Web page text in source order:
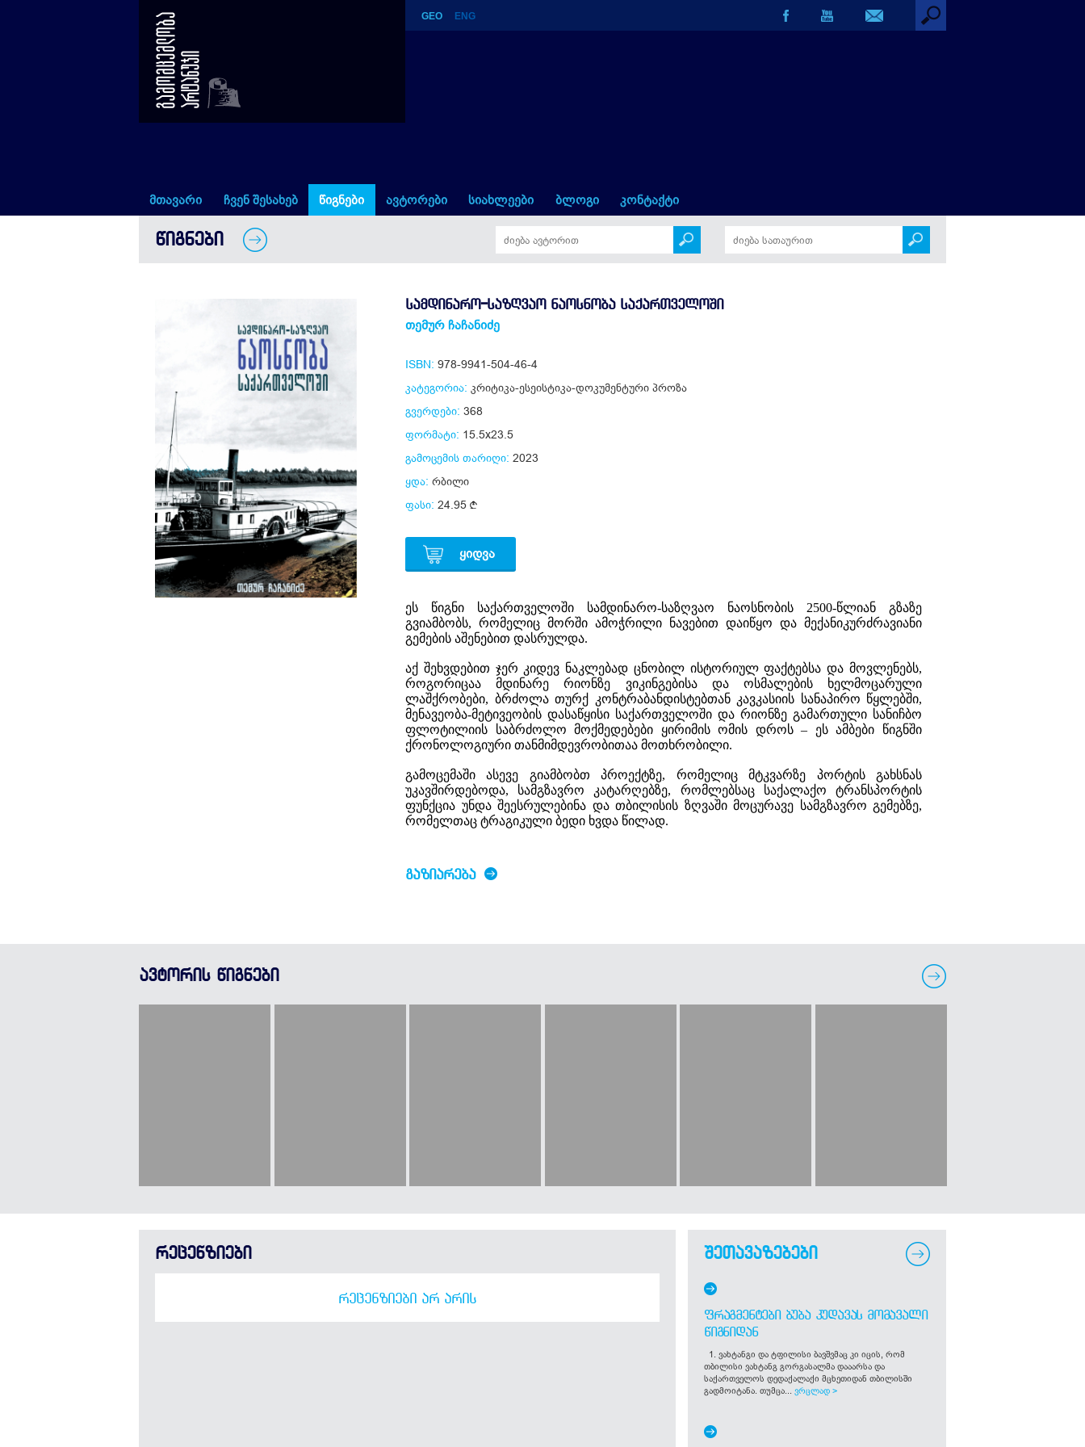
სამდინარო-საზღვაო ნაოსნობა საქართველოში
GEO ENG
მთავარი ჩვენ შესახებ წიგნები ავტორები სიახლეები ბლოგი კონტაქტი
ᲬᲘᲒᲜᲔᲑᲘ
ᲡᲐᲛᲓᲘᲜᲐᲠᲝ-ᲡᲐᲖᲦᲕᲐᲝ ᲜᲐᲝᲡᲜᲝᲑᲐ ᲡᲐᲥᲐᲠᲗᲕᲔᲚᲝᲨᲘ
თემურ ჩაჩანიძე
ISBN: 978-9941-504-46-4
კატეგორია: კრიტიკა-ესეისტიკა-დოკუმენტური პროზა
გვერდები: 368
ფორმატი: 15.5x23.5
გამოცემის თარიღი: 2023
ყდა: რბილი
ფასი: 24.95
ᲧᲘᲓᲕᲐ
ეს წიგნი საქართველოში სამდინარო-საზღვაო ნაოსნობის 2500-წლიან გზაზე
გვიამბობს, რომელიც მორში ამოჭრილი ნავებით დაიწყო და მექანიკურძრავიანი
გემების აშენებით დასრულდა.
აქ შეხვდებით ჯერ კიდევ ნაკლებად ცნობილ ისტორიულ ფაქტებსა და მოვლენებს,
როგორიცაა მდინარე რიონზე ვიკინგებისა და ოსმალების ხელმოცარული
ლაშქრობები, ბრძოლა თურქ კონტრაბანდისტებთან კავკასიის სანაპირო წყლებში,
მენავეობა-მეტივეობის დასაწყისი საქართველოში და რიონზე გამართული სანიჩბო
ფლოტილიის საბრძოლო მოქმედებები ყირიმის ომის დროს – ეს ამბები წიგნში
ქრონოლოგიური თანმიმდევრობითაა მოთხრობილი.
გამოცემაში ასევე გიამბობთ პროექტზე, რომელიც მტკვარზე პორტის გახსნას
უკავშირდებოდა, სამგზავრო კატარღებზე, რომლებსაც საქალაქო ტრანსპორტის
ფუნქცია უნდა შეესრულებინა და თბილისის ზღვაში მოცურავე სამგზავრო გემებზე,
რომელთაც ტრაგიკული ბედი ხვდა წილად.
ᲒᲐᲖᲘᲐᲠᲔᲑᲐ
ავტორის წიგნები
რეცენზიები
ᲠᲔᲪᲔᲜᲖᲘᲔᲑᲘ ᲐᲠ ᲐᲠᲘᲡ
შეთავაზებები
ᲤᲠᲐᲒᲛᲔᲜᲢᲔᲑᲘ ᲑᲣᲑᲐ ᲙᲣᲓᲐᲕᲐᲡ ᲛᲝᲛᲐᲕᲐᲚᲘ
ᲬᲘᲒᲜᲘᲓᲐᲜ
1. ვახტანგი და ტფილისი ბავშვმაც კი იცის, რომ
თბილისი ვახტანგ გორგასალმა დააარსა და
საქართველოს დედაქალაქი მცხეთიდან თბილისში
გადმოიტანა. თუმცა... ვრცლად >